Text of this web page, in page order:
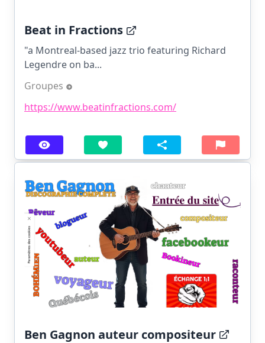
Beat in Fractions
"a Montreal-based jazz trio featuring Richard
Legendre on ba...
Groupes
https://www.beatinfractions.com/
Ben Gagnon auteur compositeur